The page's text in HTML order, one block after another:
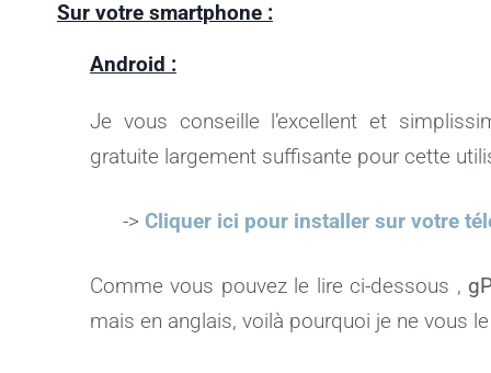
Sur votre smartphone :
Android :
Je vous conseille l’excellent et
gratuite largement suffisante pour cette
-> Cliquer ici pour installer sur votre
Comme vous pouvez le lire ci-dessous ,
mais en anglais, voilà pourquoi je ne vous